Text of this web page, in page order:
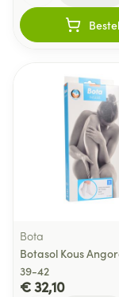
Bestel
Bota
Botasol Kous
39-42
€ 32,10